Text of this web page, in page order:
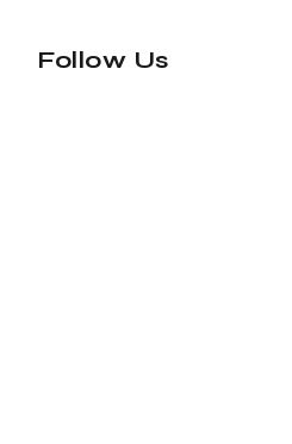
Follow Us